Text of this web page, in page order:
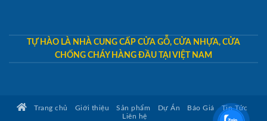
TỰ HÀO LÀ NHÀ CUNG CẤP CỬA GỖ, CỬA NHỰA, CỬA
CHỐNG CHÁY HÀNG ĐẦU TẠI VIỆT NAM
Trang chủ Giới thiệu Sản phẩm Dự Án Báo Giá
Tin Tức
Liên hệ